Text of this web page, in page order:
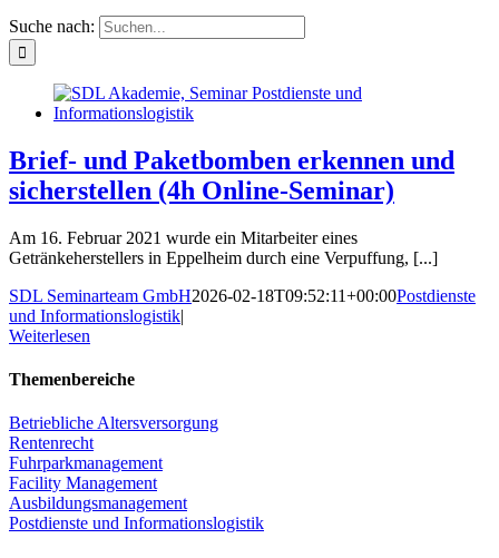
Suche nach:
Brief- und Paketbomben erkennen und
sicherstellen (4h Online-Seminar)
Am 16. Februar 2021 wurde ein Mitarbeiter eines
Getränkeherstellers in Eppelheim durch eine Verpuffung, [...]
SDL Seminarteam GmbH2026-02-18T09:52:11+00:00Postdienste
und Informationslogistik|
Weiterlesen
Themenbereiche
Betriebliche Altersversorgung
Rentenrecht
Fuhrparkmanagement
Facility Management
Ausbildungsmanagement
Postdienste und Informationslogistik